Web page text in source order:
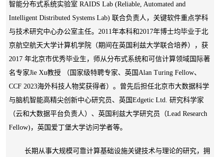
智能分布式系统实验室 RAIDS Lab (Reliable, Automated and
Intelligent Distributed Systems Lab) 联合负责人，关键软件重点学科
与技术研究中心办公室主任。2011年本科和2017年博士均毕业于北
京航空航天大学计算机学院（期间在英国利兹大学联合培养），获
2017 年北京市优秀毕业生，师从分布式系统和可信计算领域国际著
名专家Jie Xu教授 （国家级特聘专家、英国Alan Turing Fellow、
CCF 2023海外科技人物奖获得者）。曾先后担任北京市大数据科学
与脑机智能高精尖创新中心研究员、英国Edgetic Ltd. 研究科学家
（云和大数据平台负责人）、英国利兹大学研究员（Lead Research
Fellow)， 英国爱丁堡大学访问学者等。
长期从事大规模可靠计算基础设施关键技术与理论的研究，拥